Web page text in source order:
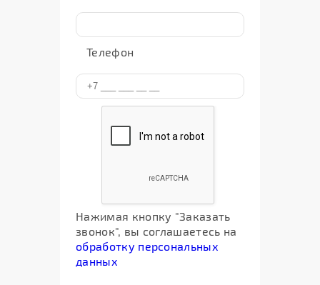
Телефон
Нажимая кнопку "Заказать
звонок", вы соглашаетесь на
обработку персональных
данных